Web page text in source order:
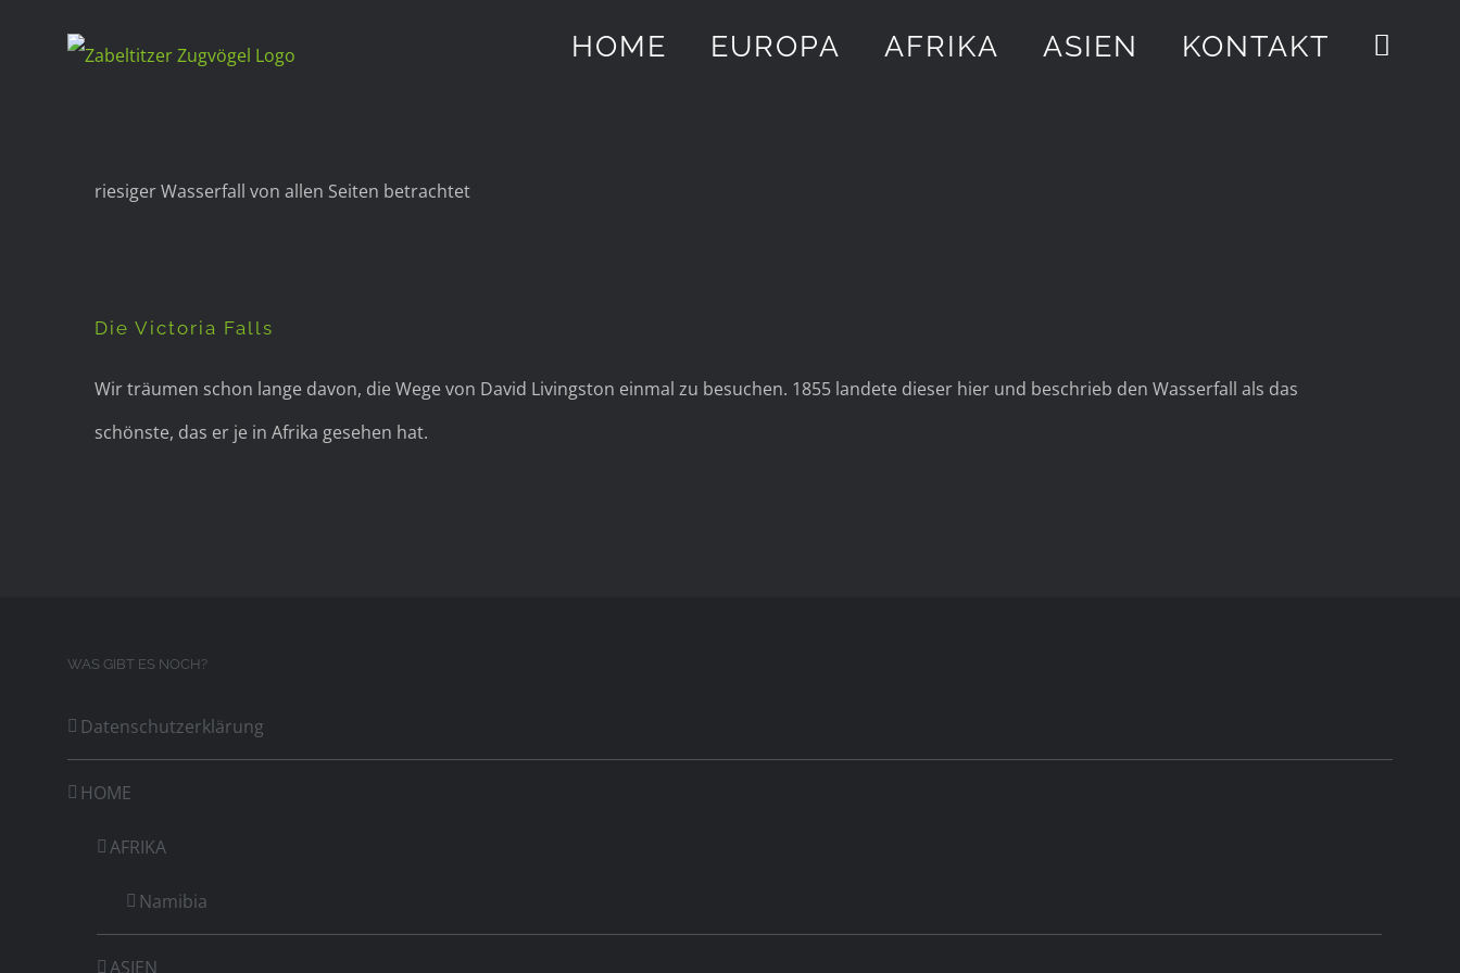
HOME EUROPA AFRIKA ASIEN KONTAKT
riesiger Wasserfall von allen Seiten betrachtet
Die Victoria Falls
Wir träumen schon lange davon, die Wege von David Livingston einmal zu besuchen. 1855 landete dieser hier und beschrieb den Wasserfall als das
schönste, das er je in Afrika gesehen hat.
WAS GIBT ES NOCH?
Datenschutzerklärung
HOME
AFRIKA
Namibia
ASIEN